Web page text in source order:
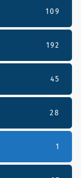
109
192
45
28
1